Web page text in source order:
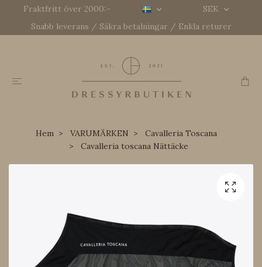
Fraktfritt över 2000:-
SEK
Snabb leverans / Säkra betalningar / Enkla returer
Hem VARUMÄRKEN
Cavalleria Toscana
Cavalleria toscana Nättäcke